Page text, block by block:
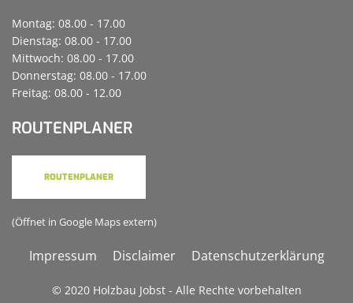
Montag: 08.00 - 17.00
Dienstag: 08.00 - 17.00
Mittwoch: 08.00 - 17.00
Donnerstag: 08.00 - 17.00
Freitag: 08.00 - 12.00
ROUTENPLANER
ROUTENPLANER
(Öffnet in Google Maps extern)
Impressum Disclaimer Datenschutzerklärung
© 2020 Holzbau Jobst - Alle Rechte vorbehalten